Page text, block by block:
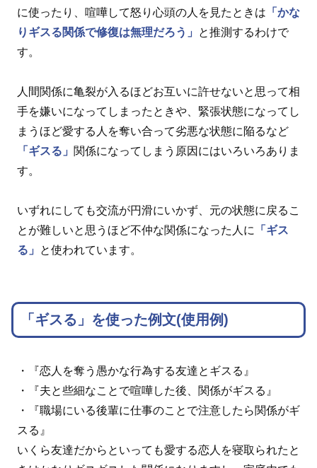
に使ったり、喧嘩して怒り心頭の人を見たときは 「かな
りギスる関係で修復は無理だろう」
と推測するわけで
す。
人間関係に亀裂が入るほどお互いに許せないと思って相
手を嫌いになってしまったときや、緊張状態になってし
まうほど愛する人を奪い合って劣悪な状態に陥るなど
「ギスる」 関係になってしまう原因にはいろいろありま
す。
いずれにしても交流が円滑にいかず、元の状態に戻るこ
とが難しいと思うほど不仲な関係になった人に 「ギス
る」
と使われています。
「ギスる」を使った例文(使用例)
・『恋人を奪う愚かな行為する友達とギスる』
・『夫と些細なことで喧嘩した後、関係がギスる』
・『職場にいる後輩に仕事のことで注意したら関係がギ
スる』
いくら友達だからといっても愛する恋人を寝取られたと